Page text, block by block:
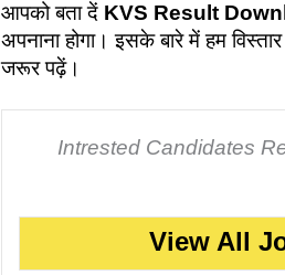
आपको बता दें KVS Result
अपनाना होगा। इसके बारे में हम
जरूर पढ़ें।
Intrested Candidates
View All